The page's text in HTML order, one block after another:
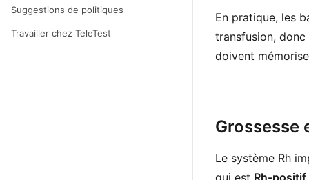
Suggestions de politiques
Travailler chez TeleTest
En pratique, les
transfusion,
doivent
Grossesse
Le système Rh
qui est Rh-positif